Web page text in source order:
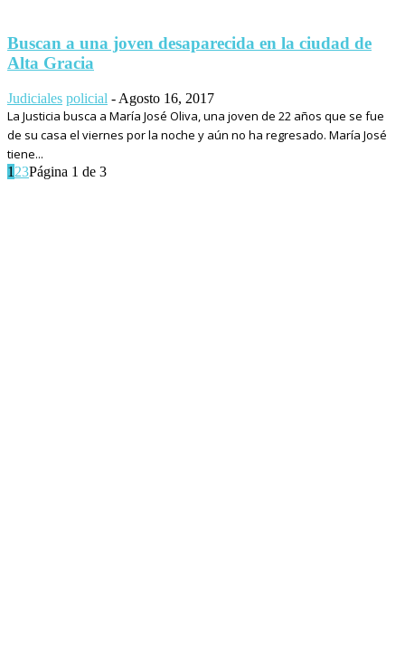
Buscan a una joven desaparecida en la ciudad de
Alta Gracia
Judiciales policial - Agosto 16, 2017
La Justicia busca a María José Oliva, una joven de 22 años que se fue
de su casa el viernes por la noche y aún no ha regresado. María José
tiene...
1 23Página 1 de 3